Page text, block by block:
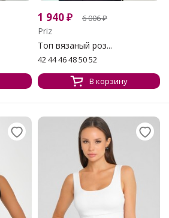
1 940₽ 6 006₽
Priz
Топ вязаный роз...
42 44 46 48 50 52
В корзину